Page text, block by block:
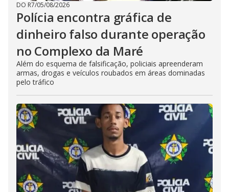
DO R7/05/08/2026
Polícia encontra gráfica de
dinheiro falso durante operação
no Complexo da Maré
Além do esquema de falsificação, policiais apreenderam
armas, drogas e veículos roubados em áreas dominadas
pelo tráfico